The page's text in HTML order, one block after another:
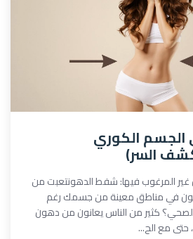
الكوري
السر)
المرغوب فيها: شفط الدهونتعبت من
في مناطق معينة من جسمك رغم
الصحي؟ كثير من الناس يعانون من دهون
حتى مع الح...